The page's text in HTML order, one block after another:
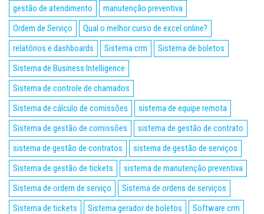
gestão de atendimento
manutenção preventiva
Ordem de Serviço
Qual o melhor curso de excel online?
relatórios e dashboards
Sistema crm
Sistema de boletos
Sistema de Business Intelligence
Sistema de controle de chamados
Sistema de cálculo de comissões
sistema de equipe remota
Sistema de gestão de comissões
sistema de gestão de contrato
sistema de gestão de contratos
sistema de gestão de serviços
Sistema de gestão de tickets
sistema de manutenção preventiva
Sistema de ordem de serviço
Sistema de ordens de serviços
Sistema de tickets
Sistema gerador de boletos
Software crm